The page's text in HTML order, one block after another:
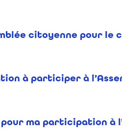
citoyenne pour le
à participer à
ma participation à